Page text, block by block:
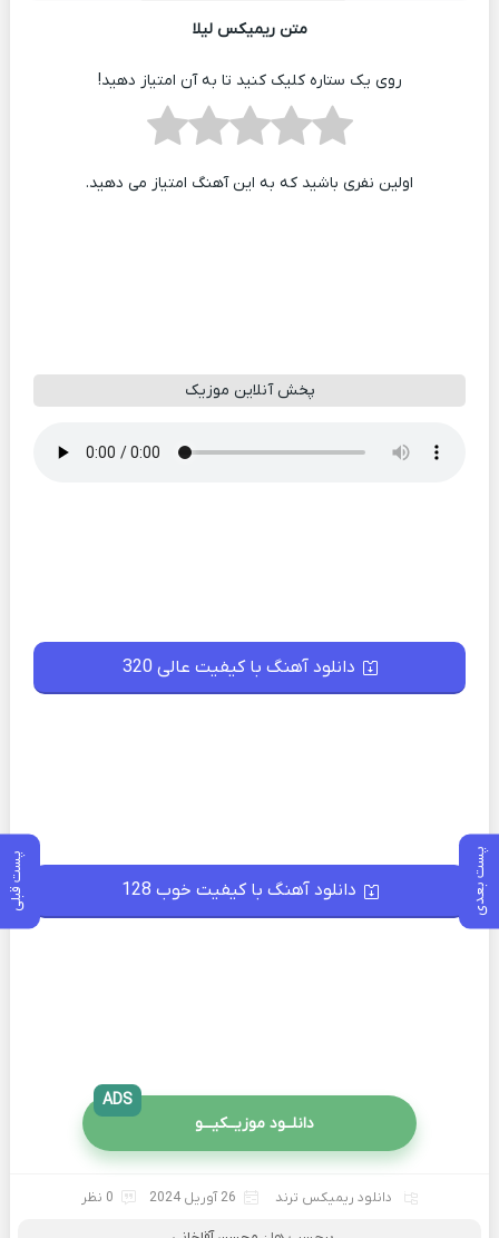
پست بعدی پست قبلی
متن ریمیکس لیلا
روی یک ستاره کلیک کنید تا به آن امتیاز دهید!
اولین نفری باشید که به این آهنگ امتیاز می دهید.
پخش آنلاین موزیک
دانلود آهنگ با کیفیت عالی 320
دانلود آهنگ با کیفیت خوب 128
دانلــود موزیــکیـــو
ADS
دانلود ریمیکس ترند 26 آوریل 2024 0 نظر